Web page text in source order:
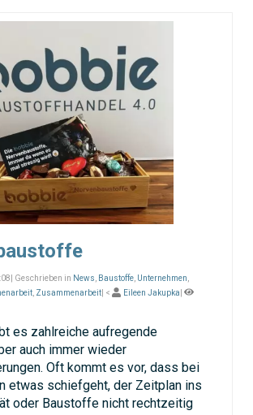
Geschrieben in News Baustoffe Unternehmen
Zusammenarbeit | < Eileen Jakupka
es zahlreiche aufregende
auch immer wieder
Oft kommt es vor, dass bei
etwas schiefgeht, der Zeitplan ins
oder Baustoffe nicht rechtzeitig